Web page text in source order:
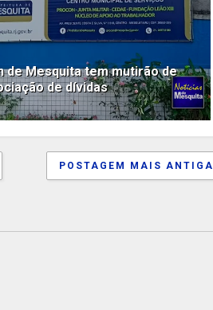
de Mesquita tem mutirão de
de dívidas
POSTAGEM MAIS ANTIGA